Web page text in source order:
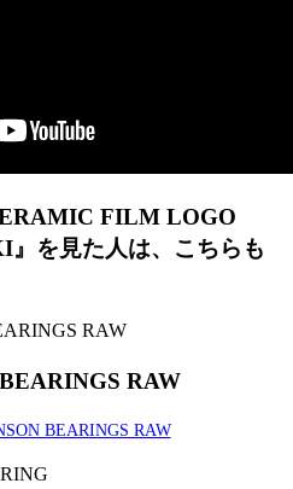
FILM LOGO
を見た人は、こちらも
RAW
BEARINGS RAW